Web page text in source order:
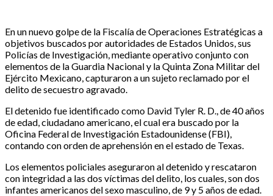
En un nuevo golpe de la Fiscalía de Operaciones Estratégicas a
objetivos buscados por autoridades de Estados Unidos, sus
Policías de Investigación, mediante operativo conjunto con
elementos de la Guardia Nacional y la Quinta Zona Militar del
Ejército Mexicano, capturaron a un sujeto reclamado por el
delito de secuestro agravado.
El detenido fue identificado como David Tyler R. D., de 40 años
de edad, ciudadano americano, el cual era buscado por la
Oficina Federal de Investigación Estadounidense (FBI),
contando con orden de aprehensión en el estado de Texas.
Los elementos policiales aseguraron al detenido y rescataron
con integridad a las dos víctimas del delito, los cuales, son dos
infantes americanos del sexo masculino, de 9 y 5 años de edad.